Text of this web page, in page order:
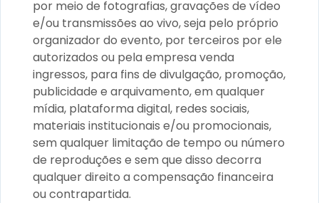
por meio de fotografias, gravações de vídeo
e/ou transmissões ao vivo, seja pelo próprio
organizador do evento, por terceiros por ele
autorizados ou pela empresa venda
ingressos, para fins de divulgação, promoção,
publicidade e arquivamento, em qualquer
mídia, plataforma digital, redes sociais,
materiais institucionais e/ou promocionais,
sem qualquer limitação de tempo ou número
de reproduções e sem que disso decorra
qualquer direito a compensação financeira
ou contrapartida.